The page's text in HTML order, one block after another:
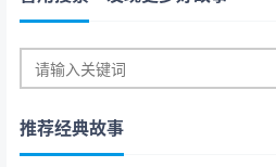
推荐经典故事